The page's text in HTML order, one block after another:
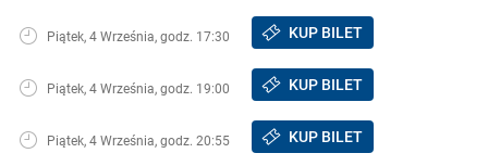
Piątek, 4 Września, godz. 17:30 KUP BILET
Piątek, 4 Września, godz. 19:00 KUP BILET
Piątek, 4 Września, godz. 20:55 KUP BILET